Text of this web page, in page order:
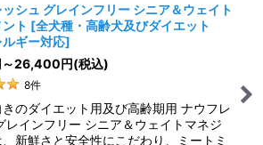
シュ グレインフリー シニア＆ウェイト
ト [全犬種・高齢犬及びダイエット
ギー対応]
～26,400円(税込)
8件
のダイエット用及び高齢期用 ナウフレ
レインフリー シニア＆ウェイトマネジ
、新鮮さと安全性にこだわり、ミートミ